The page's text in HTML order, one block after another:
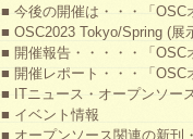
■ 今後の開催は・・・「OSC
■ OSC2023 Tokyo/Spring (展
■ 開催報告・・・・・「OSC
■ 開催レポート・・・「OSC
■ ITニュース・オープンソー
■ イベント情報
■ オープンソース関連の新刊